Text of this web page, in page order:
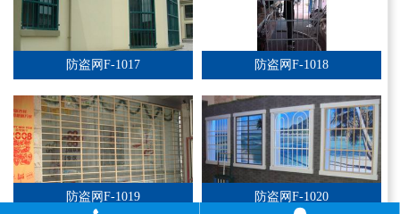
防盗网F-1017 防盗网F-1018
防盗网F-1019 防盗网F-1020